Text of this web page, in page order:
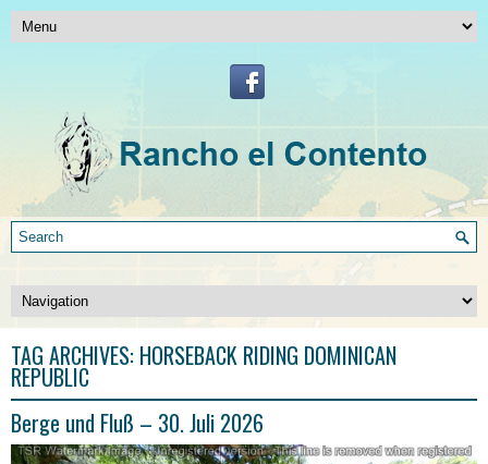
TAG ARCHIVES: HORSEBACK RIDING DOMINICAN
REPUBLIC
Berge und Fluß – 30. Juli 2026